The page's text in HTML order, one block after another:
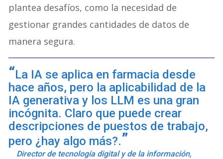
plantea desafíos, como la necesidad de
gestionar grandes cantidades de datos de
manera segura.
La IA se aplica en farmacia desde
hace años, pero la aplicabilidad de la
IA generativa y los LLM es una gran
incógnita. Claro que puede crear
descripciones de puestos de trabajo,
pero ¿hay algo más?.
Director de tecnología digital y de la información,